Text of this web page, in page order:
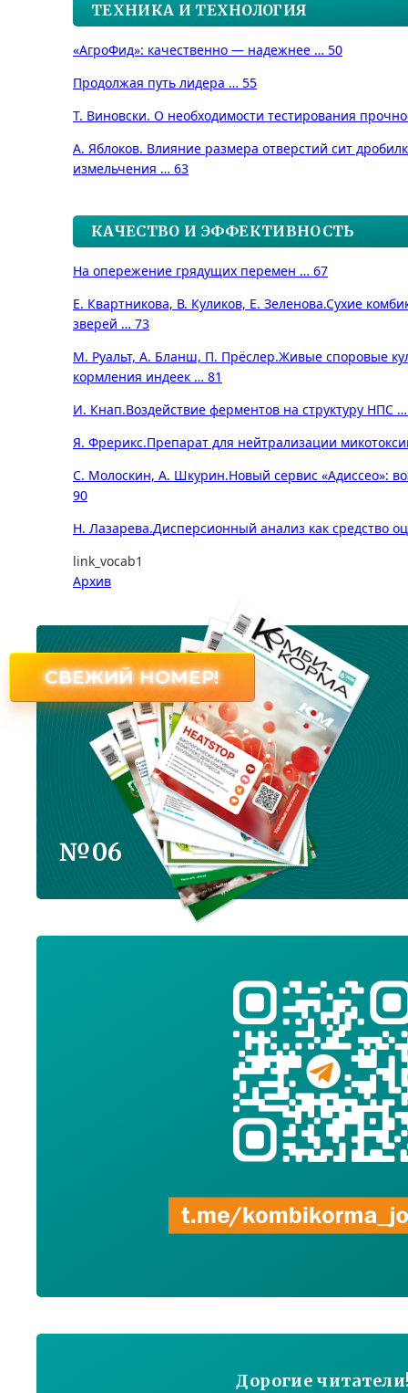
ТЕХНИКА И ТЕХНОЛОГИЯ
«АгроФид»: качественно — надежнее … 50
Продолжая путь лидера … 55
Т. Виновски. О необходимости тестирования
А. Яблоков. Влияние размера отверстий сит
измельчения … 63
КАЧЕСТВО И ЭФФЕКТИВНОСТЬ
На опережение грядущих перемен … 67
Е. Квартникова, В. Куликов, Е. Зеленова.Сухие
зверей … 73
М. Руальт, А. Бланш, П. Прёслер.Живые споровые
кормления индеек … 81
И. Кнап.Воздействие ферментов на структуру НПС
Я. Фрерикс.Препарат для нейтрализации
С. Молоскин, А. Шкурин.Новый сервис «Адиссео»:
90
Н. Лазарева.Дисперсионный анализ как средство
link_vocab1
Архив
СВЕЖИЙ НОМЕР!
№06
Дорогие